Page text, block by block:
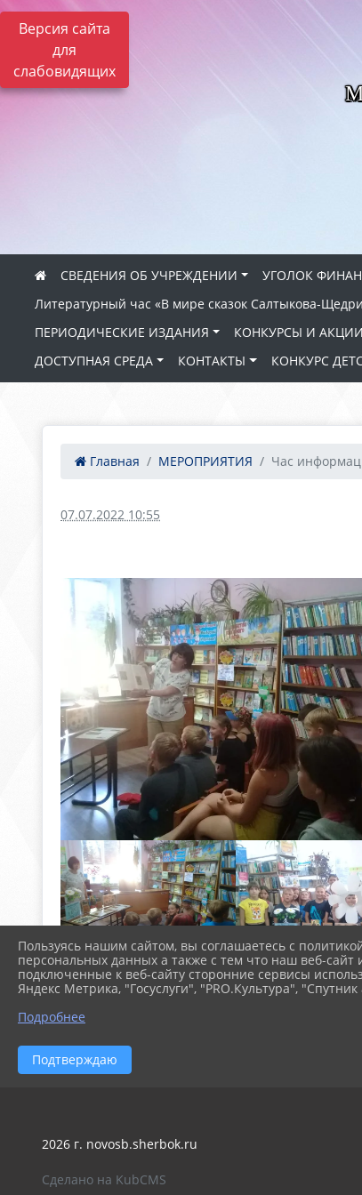
Версия сайта
для
слабовидящих
СВЕДЕНИЯ ОБ УЧРЕЖДЕНИИ УГОЛОК
Литературный час «В мире сказок Салтыкова-
ПЕРИОДИЧЕСКИЕ ИЗДАНИЯ
КОНКУРСЫ И АКЦИИ
ДОСТУПНАЯ СРЕДА
КОНТАКТЫ КОНКУРС
Главная МЕРОПРИЯТИЯ Час
07.07.2022 10:55
2026 г. novosb.sherbok.ru
Сделано на KubCMS
Пользуясь нашим сайтом, вы соглашаетесь с
персональных данных а также с тем что наш веб-сайт
подключенные к веб-сайту сторонние сервисы
Яндекс Метрика, "Госуслуги", "PRO.Культура",
Подробнее
Подтверждаю